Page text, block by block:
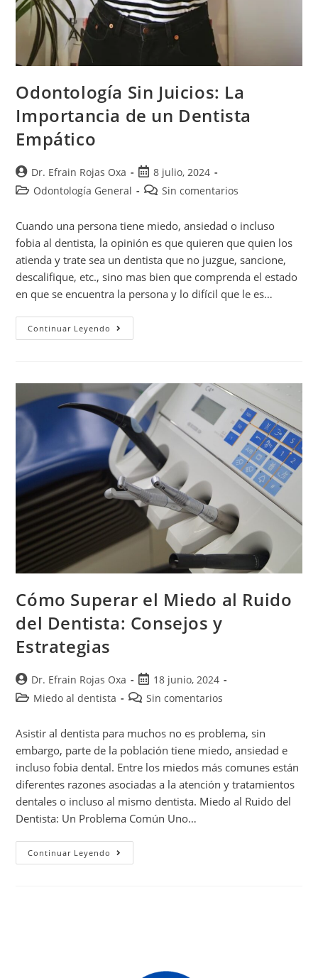
Odontología Sin Juicios: La
Importancia de un Dentista
Empático
Dr. Efrain Rojas Oxa
8 julio, 2024
Odontología General
Sin comentarios
Cuando una persona tiene miedo, ansiedad o incluso
fobia al dentista, la opinión es que quieren que quien los
atienda y trate sea un dentista que no juzgue, sancione,
descalifique, etc., sino mas bien que comprenda el estado
en que se encuentra la persona y lo difícil que le es…
Continuar Leyendo
Cómo Superar el Miedo al Ruido
del Dentista: Consejos y
Estrategias
Dr. Efrain Rojas Oxa
18 junio, 2024
Miedo al dentista
Sin comentarios
Asistir al dentista para muchos no es problema, sin
embargo, parte de la población tiene miedo, ansiedad e
incluso fobia dental. Entre los miedos más comunes están
diferentes razones asociadas a la atención y tratamientos
dentales o incluso al mismo dentista. Miedo al Ruido del
Dentista: Un Problema Común Uno…
Continuar Leyendo